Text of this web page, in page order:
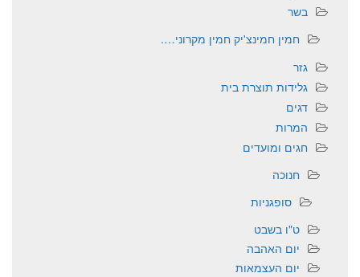
בשר
חמין חמינצ'יק חמין מקרוני….
גזר
גלידות תוצרת בית
דגים
המרות
חגים ומועדים
חנוכה
סופגניות
ט"ו בשבט
יום האהבה
יום העצמאות